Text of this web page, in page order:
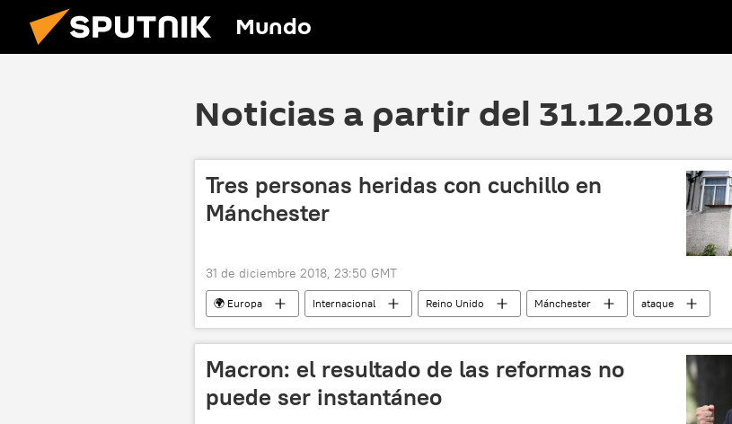
Mundo
Noticias a partir del 31.12.2018
Tres personas heridas con cuchillo en
Mánchester
31 de diciembre 2018, 23:50 GMT
🌍 Europa Internacional Reino Unido Mánchester
ataque
noticias
Macron: el resultado de las reformas no
puede ser instantáneo